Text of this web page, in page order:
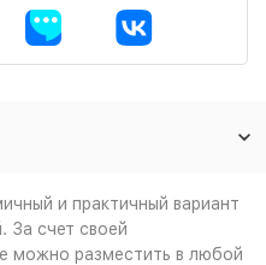
и практичный вариант
За счет своей
можно разместить в любой